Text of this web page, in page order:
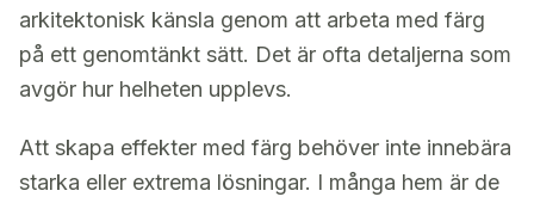
arkitektonisk känsla genom att arbeta med färg
på ett genomtänkt sätt. Det är ofta detaljerna som
avgör hur helheten upplevs.
Att skapa effekter med färg behöver inte innebära
starka eller extrema lösningar. I många hem är de